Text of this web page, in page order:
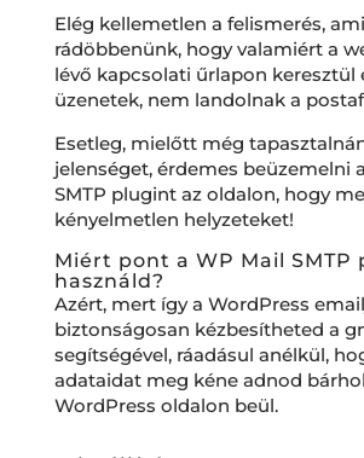
Elég kellemetlen a felismerés,
rádöbbenünk, hogy valamiért a
lévő kapcsolati űrlapon keresztül
üzenetek, nem landolnak a
Esetleg, mielőtt még
jelenséget, érdemes beüzemelni
SMTP plugint az oldalon, hogy
kényelmetlen helyzeteket!
Miért pont a WP Mail SMTP
használd?
Azért, mert így a WordPress
biztonságosan kézbesítheted a
segítségével, ráadásul anélkül,
adataidat meg kéne adnod
WordPress oldalon beül.